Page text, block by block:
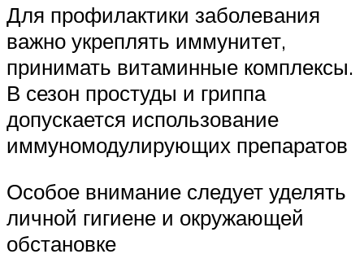
Для профилактики заболевания
важно укреплять иммунитет,
принимать витаминные комплексы.
В сезон простуды и гриппа
допускается использование
иммуномодулирующих препаратов
Особое внимание следует уделять
личной гигиене и окружающей
обстановке